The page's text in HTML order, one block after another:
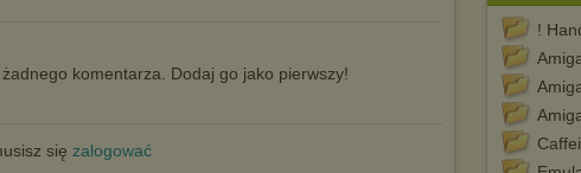
komentarza. Dodaj go jako pierwszy!
się zalogować
!